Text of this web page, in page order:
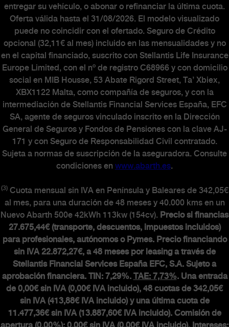
entregar su vehículo, o abonar o refinanciar la última cuota.
Oferta válida hasta el 31/08/2026. El modelo visualizado
puede no coincidir con el ofertado. Seguro de Crédito
opcional (32,11€ al mes) incluido en las mensualidades y no
en el capital financiado, suscrito con Stellantis Life Insurance
Europe Limited, con el nº de registro C68966 y con domicilio
social en MIB Housse, 53 Abate Rigord Street, Ta’ Xbiex,
XBX1122 Malta, como compañía de seguros, y con la
intermediación de Stellantis Financial Services España, EFC
SA, agente de seguros vinculado inscrito en la Dirección
General de Seguros y Fondos de Pensiones con la clave AJ-
171 y con Seguro de Responsabilidad Civil contratado.
Sujeta a normas de suscripción de la aseguradora. Consulte
condiciones en www.abarth.es.
(3)Cuota mensual sin IVA en Península y Baleares de 342,05€
al mes, para una duración de 48 meses y 40.000 kms en un
Nuevo Abarth 500e 42kWh 113kw (154cv). Precio si financias
27.675,44€ (transporte, descuentos, impuestos incluidos)
para profesionales, autónomos o Pymes. Precio financiando
sin IVA 22.872,27€, a 48 meses por leasing a través de
Stellantis Financial Services España EFC, S.A. Sujeto a
aprobación financiera. TIN: 7,29%. TAE: 7,73%. Una entrada
de 0,00€ sin IVA (0,00€ IVA incluido), 48 cuotas de 342,05€
sin IVA (413,88€ IVA incluido) y una última cuota de
11.477,36€ sin IVA (13.887,60€ IVA incluido). Comisión de